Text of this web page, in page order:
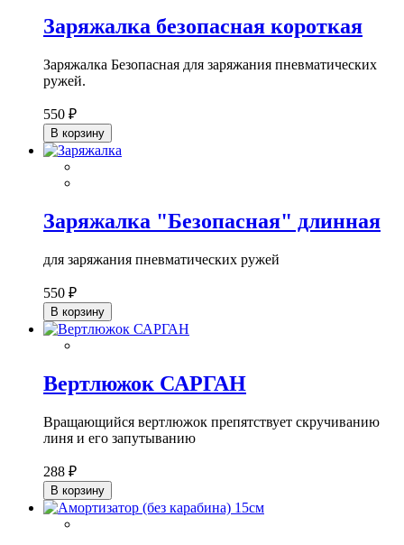
Заряжалка безопасная короткая
Заряжалка Безопасная для заряжания пневматических
ружей.
550 ₽
В корзину
Заряжалка "Безопасная" длинная
для заряжания пневматических ружей
550 ₽
В корзину
Вертлюжок САРГАН
Вращающийся вертлюжок препятствует скручиванию
линя и его запутыванию
288 ₽
В корзину